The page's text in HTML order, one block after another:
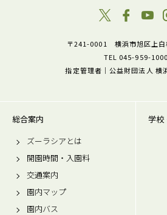
〒241-0001 横浜市旭区上白
TEL 045-959-1000
指定管理者｜公益財団法人 横
総合案内
ズーラシアとは
開園時間・入園料
交通案内
園内マップ
園内バス
学校